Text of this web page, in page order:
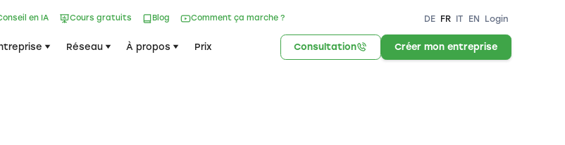
en IA Cours gratuits Blog Comment ça marche ? DE FR IT EN Login
Réseau À propos Prix Consultation Créer mon entreprise